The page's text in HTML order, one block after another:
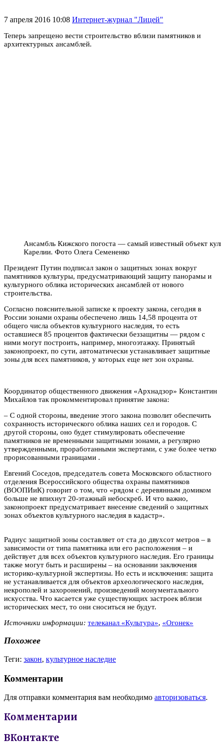
7 апреля 2016 10:08 Интернет-журнал "Лицей"
Теперь запрещено вести строительство вблизи памятников и
архитектурных ансамблей.
Ансамбль Кижского погоста — самый известный объект
Карелии. Фото Олега Семененко
Президент Путин подписал закон о защитных зонах вокруг
памятников культуры, предусматривающий защиту панорамы и
культурного облика исторических ансамблей от нового
строительства.
Согласно пояснительной записке к проекту закона, сегодня в
России зонами охраны обеспечено лишь 14,58 процента от
общего числа объектов культурного наследия, то есть
оставшиеся 85 процентов фактически беззащитны — рядом с
ними могут построить, например, многоэтажку. Принятый
законопроект, по сути, автоматически устанавливает защитные
зоны для всех памятников, у которых еще нет зон охраны.
Координатор общественного движения «Архнадзор» Константин
Михайлов так прокомментировал принятие закона:
– С одной стороны, введение этого закона позволит обеспечить
сохранность исторического облика наших сел и городов. С
другой стороны, оно будет стимулировать обеспечение
памятников не временными защитными зонами, а регулярно
утвержденными, проработанными экспертами, с уже более четко
прорисованными границами .
Евгений Соседов, председатель совета Московского областного
отделения Всероссийского общества охраны памятников
(ВООПИиК) говорит о том, что «рядом с деревянным домиком
больше не впихнут 20-этажный небоскреб. И что важно,
законопроект предусматривает внесение сведений о защитных
зонах объектов культурного наследия в кадастр».
Радиус защитной зоны составляет от ста до двухсот метров – в
зависимости от типа памятника или его расположения – и
действует для всех объектов культурного наследия. Его границы
также могут быть и расширены – на основании заключения
историко-культурной экспертизы. Но есть и исключения: защита
не устанавливается для объектов археологического наследия,
некрополей и захоронений, произведений монументального
искусства. Что касается уже существующих застроек вблизи
исторических мест, то они сноситься не будут.
Источники информации: телеканал «Культура», «Огонек»
Похожее
Теги: закон, культурное наследие
Комментарии
Для отправки комментария вам необходимо авторизоваться.
Комментарии
ВКонтакте